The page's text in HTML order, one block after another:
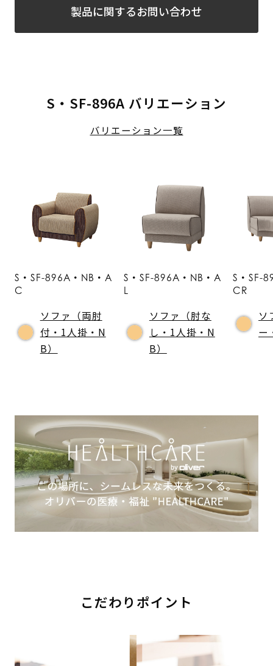
製品に関するお問い合わせ
S・SF-896A バリエーション
バリエーション一覧
S・SF-896A・NB・A
C
ソファ（両肘
付・1人掛・N
B）
S・SF-896A・NB・A
L
ソファ（肘な
し・1人掛・N
B）
S・SF-
CR
ソ
ー
こだわりポイント